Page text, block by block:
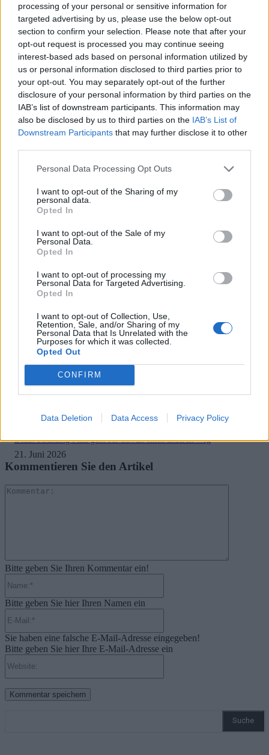
processing of your personal or sensitive information for
targeted advertising by us, please use the below opt-out
section to confirm your selection. Please note that after your
opt-out request is processed you may continue seeing
interest-based ads based on personal information utilized by
us or personal information disclosed to third parties prior to
your opt-out. You may separately opt-out of the further
disclosure of your personal information by third parties on the
IAB’s list of downstream participants. This information may
also be disclosed by us to third parties on the IAB’s List of
Downstream Participants that may further disclose it to other
Personal Data Processing Opt Outs
I want to opt-out of the Sharing of my
personal data.
Opted In
I want to opt-out of the Sale of my
Personal Data.
Opted In
I want to opt-out of processing my
Personal Data for Targeted Advertising.
Opted In
I want to opt-out of Collection, Use,
Retention, Sale, and/or Sharing of my
Personal Data that Is Unrelated with the
Purposes for which it was collected.
Opted Out
CONFIRM
Data Deletion Data Access Privacy Policy
Netflix-Projekte. Fans müssen sich noch gedulden, bis konkrete
Informationen zur Story, zum Setting und zur Ausrichtung der Serie
bekannt werden.
Quelle:https://www.gamesradar.com/entertainment/netflix/assassins-
creed-finds-a-new-cast-member-in-a-knight-of-the-seven-kingdoms-
star/
Lass uns deine Meinung in den Kommentaren wissen.
TAGS netflix
Vorheriger Artikel
neues Matchmaking-System
nach Spielstil
kommen als geplant
RELATED ARTICLES
Assassin’s Creed Netflix Serie macht Fortschritte und erste Set Leaks
tauchen auf
27. Juli 2026
.News
God of War Serie verliert Hauptdarsteller: Kratos muss überraschend neu
besetzt werden
Death Stranding Film geht bei Gewalt einen anderen Weg
21. Juni 2026
Kommentieren Sie den Artikel
Bitte geben Sie Ihren Kommentar ein!
Bitte geben Sie hier Ihren Namen ein
Sie haben eine falsche E-Mail-Adresse eingegeben!
Bitte geben Sie hier Ihre E-Mail-Adresse ein
Suche